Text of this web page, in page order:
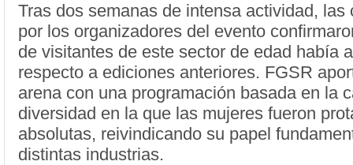
Tras dos semanas de intensa actividad, las
por los organizadores del evento
de visitantes de este sector de edad había
respecto a ediciones anteriores. FGSR
arena con una programación basada en la
diversidad en la que las mujeres fueron
absolutas, reivindicando su papel
distintas industrias.